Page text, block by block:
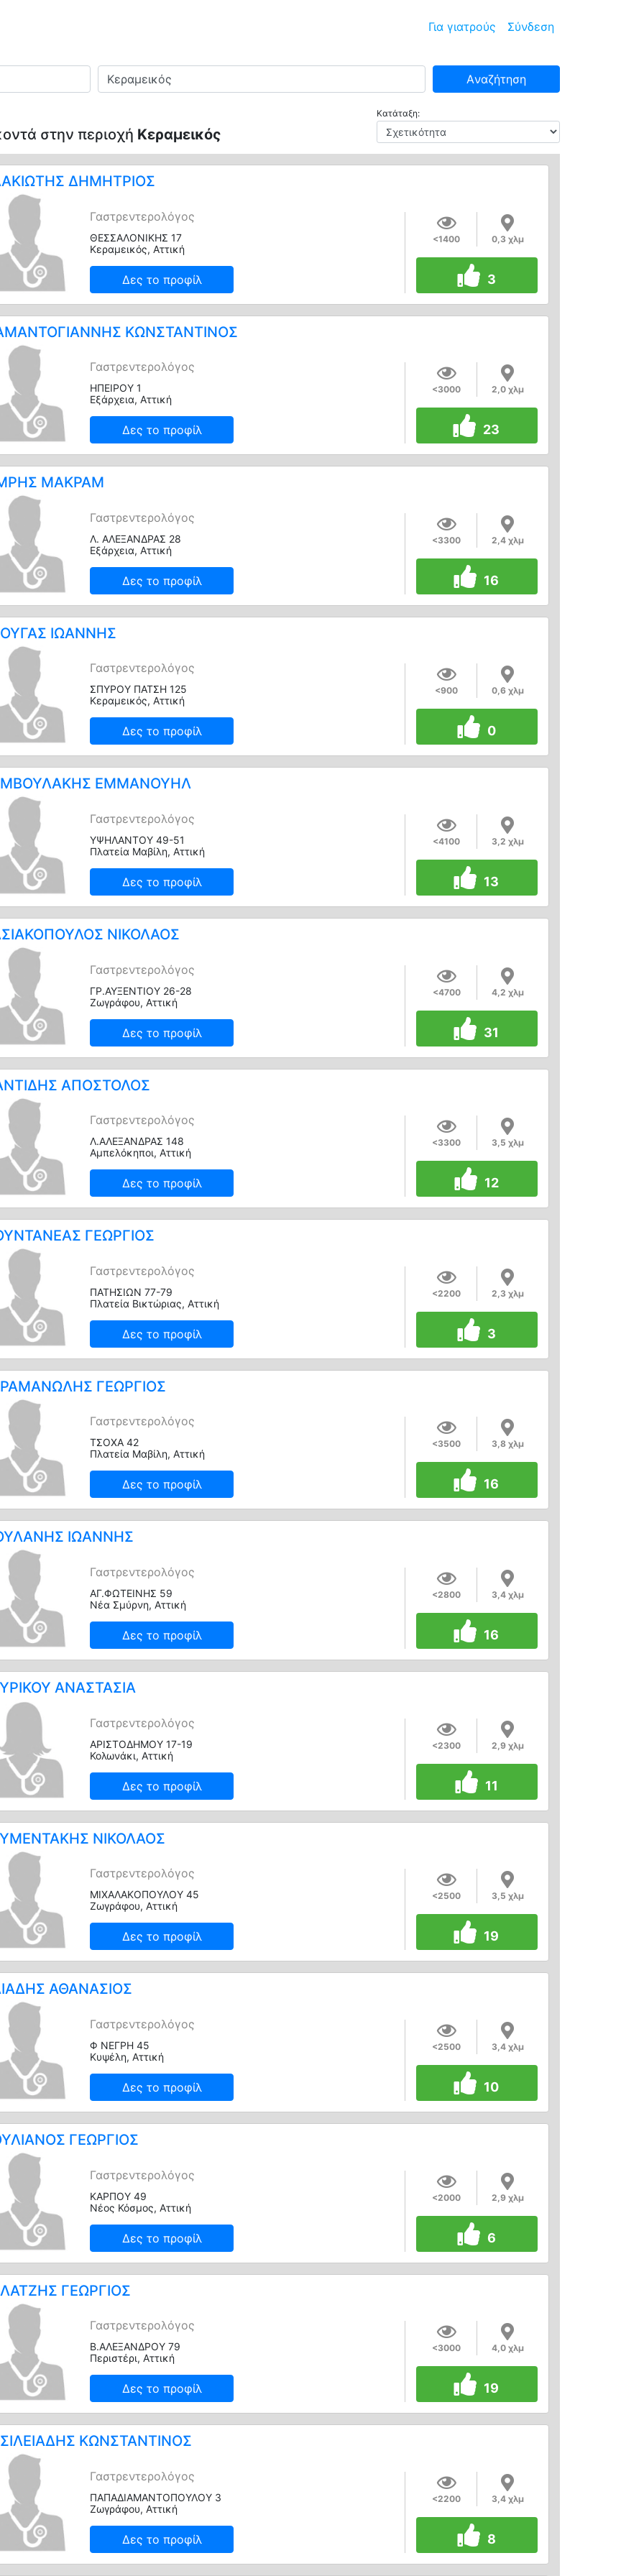
Για γιατρούς Σύνδεση
Πού Aναζήτηση
στην περιοχή Κεραμεικός
Κατάταξη:
ΔΗΜΗΤΡΙΟΣ
Γαστρεντερολόγος
ΘΕΣΣΑΛΟΝΙΚΗΣ 17
Κεραμεικός, Αττική
Δες το προφίλ
<1400 0,3 χλμ
3
ΚΩΝΣΤΑΝΤΙΝΟΣ
Γαστρεντερολόγος
ΗΠΕΙΡΟΥ 1
Εξάρχεια, Αττική
Δες το προφίλ
<3000 2,0 χλμ
23
ΜΑΚΡΑΜ
Γαστρεντερολόγος
Λ. ΑΛΕΞΑΝΔΡΑΣ 28
Εξάρχεια, Αττική
Δες το προφίλ
<3300 2,4 χλμ
16
ΙΩΑΝΝΗΣ
Γαστρεντερολόγος
ΣΠΥΡΟΥ ΠΑΤΣΗ 125
Κεραμεικός, Αττική
Δες το προφίλ
<900 0,6 χλμ
0
ΕΜΜΑΝΟΥΗΛ
Γαστρεντερολόγος
ΥΨΗΛΑΝΤΟΥ 49-51
Πλατεία Μαβίλη, Αττική
Δες το προφίλ
<4100 3,2 χλμ
13
ΝΙΚΟΛΑΟΣ
Γαστρεντερολόγος
ΓΡ.ΑΥΞΕΝΤΙΟΥ 26-28
Ζωγράφου, Αττική
Δες το προφίλ
<4700 4,2 χλμ
31
ΑΠΟΣΤΟΛΟΣ
Γαστρεντερολόγος
Λ.ΑΛΕΞΑΝΔΡΑΣ 148
Αμπελόκηποι, Αττική
Δες το προφίλ
<3300 3,5 χλμ
12
ΓΕΩΡΓΙΟΣ
Γαστρεντερολόγος
ΠΑΤΗΣΙΩΝ 77-79
Πλατεία Βικτώριας, Αττική
Δες το προφίλ
<2200 2,3 χλμ
3
ΓΕΩΡΓΙΟΣ
Γαστρεντερολόγος
ΤΣΟΧΑ 42
Πλατεία Μαβίλη, Αττική
Δες το προφίλ
<3500 3,8 χλμ
16
ΙΩΑΝΝΗΣ
Γαστρεντερολόγος
ΑΓ.ΦΩΤΕΙΝΗΣ 59
Νέα Σμύρνη, Αττική
Δες το προφίλ
<2800 3,4 χλμ
16
ΑΝΑΣΤΑΣΙΑ
Γαστρεντερολόγος
ΑΡΙΣΤΟΔΗΜΟΥ 17-19
Κολωνάκι, Αττική
Δες το προφίλ
<2300 2,9 χλμ
11
ΝΙΚΟΛΑΟΣ
Γαστρεντερολόγος
ΜΙΧΑΛΑΚΟΠΟΥΛΟΥ 45
Ζωγράφου, Αττική
Δες το προφίλ
<2500 3,5 χλμ
19
ΑΘΑΝΑΣΙΟΣ
Γαστρεντερολόγος
Φ ΝΕΓΡΗ 45
Κυψέλη, Αττική
Δες το προφίλ
<2500 3,4 χλμ
10
ΓΕΩΡΓΙΟΣ
Γαστρεντερολόγος
ΚΑΡΠΟΥ 49
Νέος Κόσμος, Αττική
Δες το προφίλ
<2000 2,9 χλμ
6
ΓΕΩΡΓΙΟΣ
Γαστρεντερολόγος
Β.ΑΛΕΞΑΝΔΡΟΥ 79
Περιστέρι, Αττική
Δες το προφίλ
<3000 4,0 χλμ
19
ΚΩΝΣΤΑΝΤΙΝΟΣ
Γαστρεντερολόγος
ΠΑΠΑΔΙΑΜΑΝΤΟΠΟΥΛΟΥ 3
Ζωγράφου, Αττική
Δες το προφίλ
<2200 3,4 χλμ
8